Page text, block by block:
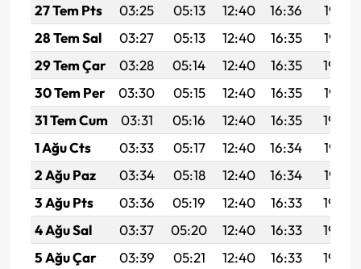
27 Tem Pts
03:25 05:13 12:40 16:36
19:58
28 Tem Sal
03:27 05:13 12:40 16:35
19:57
29 Tem Çar
03:28 05:14 12:40 16:35
19:56
30 Tem Per
03:30 05:15 12:40 16:35
19:55
31 Tem Cum
03:31 05:16 12:40 16:35
19:54
1 Ağu Cts
03:33 05:17 12:40 16:34
19:53
2 Ağu Paz
03:34 05:18 12:40 16:34
19:52
3 Ağu Pts
03:36 05:19 12:40 16:33
19:50
4 Ağu Sal
03:37 05:20 12:40 16:33
19:49
5 Ağu Çar
03:39 05:21 12:40 16:33 19:48